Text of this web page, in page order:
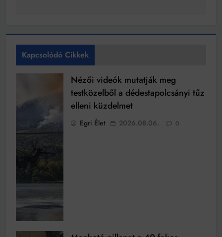
Kapcsolódó Cikkek
Nézői videók mutatják meg
testközelből a dédestapolcsányi tűz
elleni küzdelmet
Egri Élet 2026.08.06. 0